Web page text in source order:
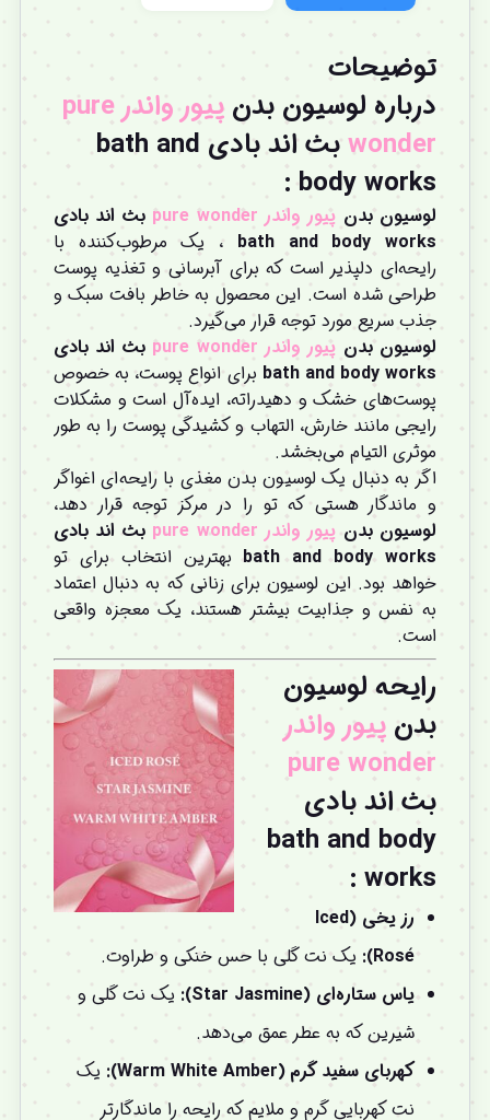
توضیحات
درباره لوسیون بدن
پیور واندر pure
wonder
بث اند بادی bath and
body works
:
لوسیون بدن پیور واندر pure wonder
بث اند بادی
bath and body works ، یک مرطوب‌کننده با
رایحه‌ای دلپذیر است که برای آبرسانی و تغذیه پوست
طراحی شده است. این محصول به خاطر بافت سبک و
جذب سریع مورد توجه قرار می‌گیرد.
لوسیون بدن پیور واندر pure wonder
بث اند بادی
bath and body works برای انواع پوست، به خصوص
پوست‌های خشک و دهیدراته، ایده‌آل است و مشکلات
رایجی مانند خارش، التهاب و کشیدگی پوست را به طور
موثری التیام می‌بخشد.
اگر به دنبال یک لوسیون بدن مغذی با رایحه‌ای اغواگر
و ماندگار هستی که تو را در مرکز توجه قرار دهد،
لوسیون بدن پیور واندر pure wonder
بث اند بادی
bath and body works بهترین انتخاب برای تو
خواهد بود. این لوسیون برای زنانی که به دنبال اعتماد
به نفس و جذابیت بیشتر هستند، یک معجزه واقعی
است.
رایحه لوسیون
بدن پیور واندر
pure wonder
بث اند بادی
bath and body
works
:
رز یخی (Iced
Rosé):
یک نت گلی با حس خنکی و طراوت.
یاس ستاره‌ای (Star Jasmine):
یک نت گلی و
شیرین که به عطر عمق می‌دهد.
کهربای سفید گرم (Warm White Amber):
یک
نت کهربایی گرم و ملایم که رایحه را ماندگارتر